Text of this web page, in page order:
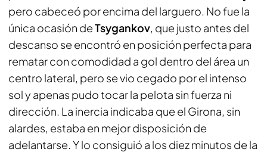
pero cabeceó por encima del larguero. No fue la
única ocasión deTsygankov, que justo antes del
descanso se encontró en posición perfecta para
rematar con comodidad a gol dentro del área un
centro lateral, pero se vio cegado por el intenso
sol y apenas pudo tocar la pelota sin fuerza ni
dirección. La inercia indicaba que el Girona, sin
alardes, estaba en mejor disposición de
adelantarse. Y lo consiguió a los diez minutos de la